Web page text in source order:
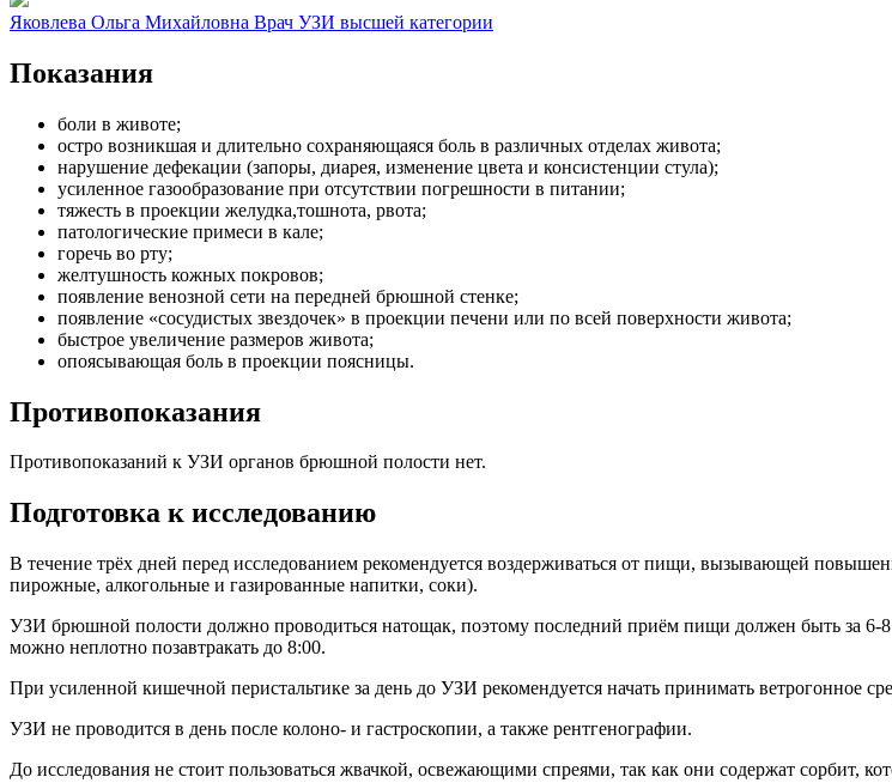
Яковлева Ольга Михайловна Врач УЗИ высшей категории
Показания
боли в животе;
остро возникшая и длительно сохраняющаяся боль в различных отделах живота;
нарушение дефекации (запоры, диарея, изменение цвета и консистенции стула);
усиленное газообразование при отсутствии погрешности в питании;
тяжесть в проекции желудка,тошнота, рвота;
патологические примеси в кале;
горечь во рту;
желтушность кожных покровов;
появление венозной сети на передней брюшной стенке;
появление «сосудистых звездочек» в проекции печени или по всей поверхности живота;
быстрое увеличение размеров живота;
опоясывающая боль в проекции поясницы.
Противопоказания
Противопоказаний к УЗИ органов брюшной полости нет.
Подготовка к исследованию
В течение трёх дней перед исследованием рекомендуется воздерживаться от пищи, вызывающей
пирожные, алкогольные и газированные напитки, соки).
УЗИ брюшной полости должно проводиться натощак, поэтому последний приём пищи должен быть за 6-8
можно неплотно позавтракать до 8:00.
При усиленной кишечной перистальтике за день до УЗИ рекомендуется начать принимать ветрогонное
УЗИ не проводится в день после колоно- и гастроскопии, а также рентгенографии.
До исследования не стоит пользоваться жвачкой, освежающими спреями, так как они содержат сорбит,